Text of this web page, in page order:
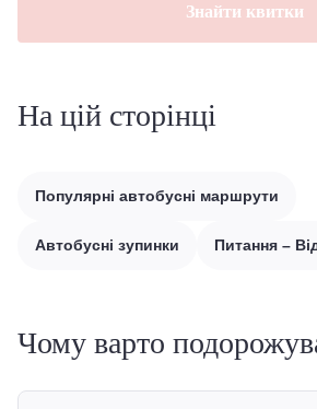
Знайти квитки
На цій сторінці
Популярні автобусні маршрути
Автобусні зупинки Питання –
Чому варто